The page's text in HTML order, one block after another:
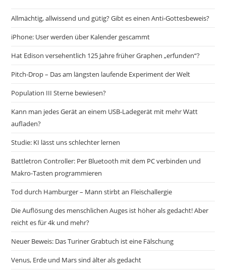
Allmächtig, allwissend und gütig? Gibt es einen Anti-Gottesbeweis?
iPhone: User werden über Kalender gescammt
Hat Edison versehentlich 125 Jahre früher Graphen „erfunden“?
Pitch-Drop – Das am längsten laufende Experiment der Welt
Population III Sterne bewiesen?
Kann man jedes Gerät an einem USB-Ladegerät mit mehr Watt
aufladen?
Studie: KI lässt uns schlechter lernen
Battletron Controller: Per Bluetooth mit dem PC verbinden und
Makro-Tasten programmieren
Tod durch Hamburger – Mann stirbt an Fleischallergie
Die Auflösung des menschlichen Auges ist höher als gedacht! Aber
reicht es für 4k und mehr?
Neuer Beweis: Das Turiner Grabtuch ist eine Fälschung
Venus, Erde und Mars sind älter als gedacht